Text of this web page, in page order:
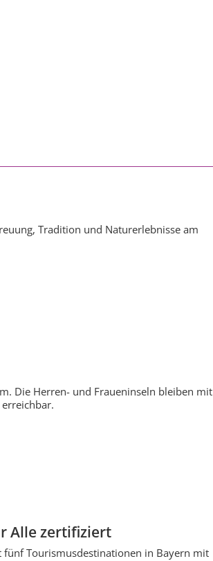
Tradition und Naturerlebnisse am
Die Herren- und Fraueninseln bleiben mit
Alle zertifiziert
fünf Tourismusdestinationen in Bayern mit